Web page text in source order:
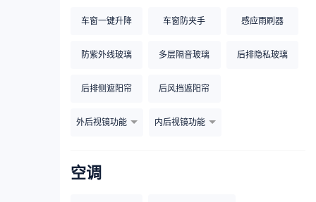
车窗一键升降 车窗防夹手 感应雨刷器
防紫外线玻璃 多层隔音玻璃 后排隐私玻璃
后排侧遮阳帘 后风挡遮阳帘
外后视镜功能 内后视镜功能
空调